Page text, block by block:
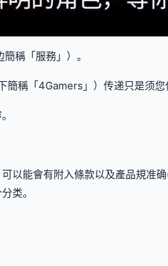
稱「服務」）。
簡稱「4Gamers」）传递只是须您
以能會有附入條款以及產品規准
类。